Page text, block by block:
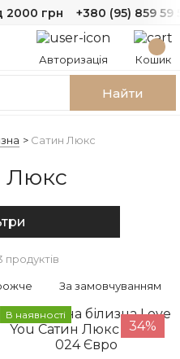
2000 грн +380 (95) 859 59
Авторизація Кошик
Найти
Сатин Люкс
Люкс
продуктів
За замовчуванням
В наявності
34%